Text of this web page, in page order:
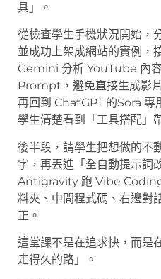
具」。
從檢查學生手機狀況開始
並成功上架成網站的實例，
Gemini 分析 YouTube 內
Prompt，避免直接生成影
再回到 ChatGPT 的Sora
學生清楚看到「工具搭配」
後半段，請學生把想做的不
字，再丟進「全自動提示詞
Antigravity 跑 Vibe
料夾、中間程式碼、右邊對
正。
這堂課不是在追求快，而是
走得久的路」。